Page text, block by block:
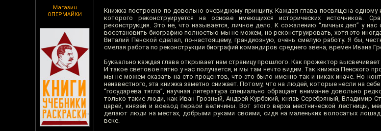
Магазин
ОПЕРМАЙКИ
Книжка построено по довольно очевидному принципу. Каждая глава посвящена одному
которого реконструируется на основе имеющихся исторических источников.
реконструкция. Это не, что называется, личное дело. К сожалению “личных дел” у нас
восстановить биографию полностью мы не можем, но реконструировать, хотя это
Виталий Пенской сделал, по-настоящему, грандиозную, очень смелую работу. Я бы,
смелая работа по реконструкции биографий командиров среднего звена, времен Ивана
Буквально каждая глава открывает нам страницу прошлого. Как прожектор
И такое световое пятно у нас получается, и мы там нечто видим. Так книжка Пенского
мы не можем сказать на сто процентов, что это было именно так и никак иначе. Но
неизвестного, эта книжка заметно снижает. Потому, что на людей, которые несли на
“государева тягла”, научная литература специально обращает внимание довольно
только такие люди, как Иван Грозный, Андрей Курбский, князь Серебряный, Владимир
царей, князей и воевод первой величины. Вот этого верха местнической лестницы,
делают люди на местах, добрыми руками своими, сидя на маленьких волосатых
веке.